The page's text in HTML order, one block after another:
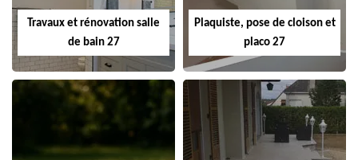
Travaux et rénovation salle
de bain 27
Plaquiste, pose de cloison et
placo 27